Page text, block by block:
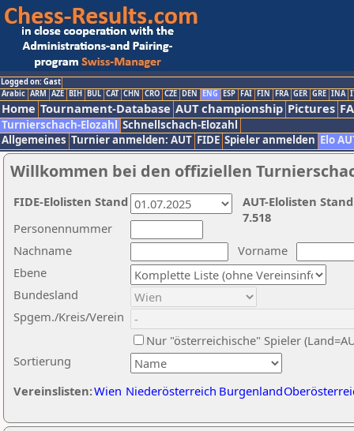
Logged on: Gast
Arabic ARM AZE BIH BUL CAT CHN CRO CZE DEN ENG ESP FAI FIN FRA GER GRE INA
Home Tournament-Database AUT championship Pictures
Turnierschach-Elozahl Schnellschach-Elozahl
Allgemeines Turnier anmelden: AUT FIDE Spieler anmelden Elo
Willkommen bei den offiziellen
Nachname
Vorname
Ebene
Sortierung
Personennummer
Bundesland
Spgem./Kreis/Verein
Nur "österreichische" Spieler
Vereinslisten:Wien Niederösterreich Burgenland
AUT-Elolisten
7.518
FIDE-Elolisten Stand